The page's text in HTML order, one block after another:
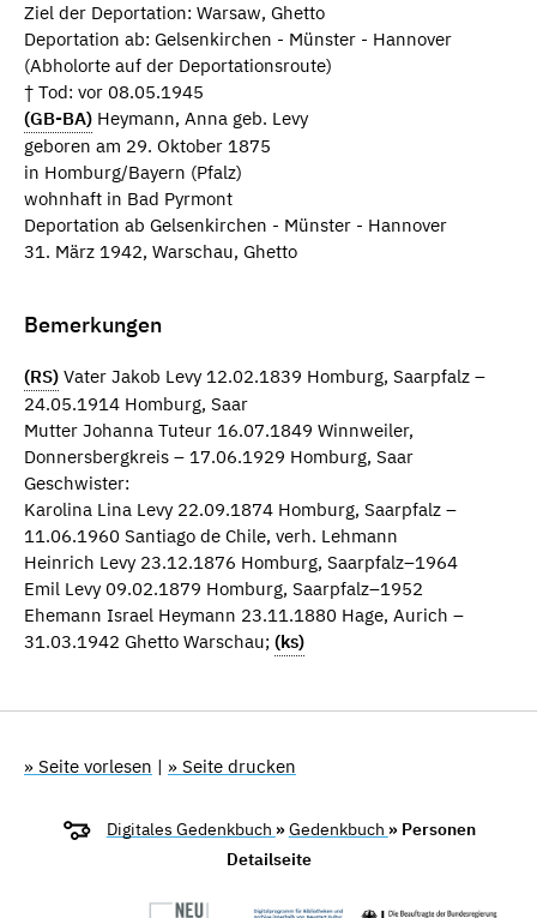
Ziel der Deportation: Warsaw, Ghetto
Deportation ab: Gelsenkirchen - Münster - Hannover
(Abholorte auf der Deportationsroute)
† Tod: vor 08.05.1945
(GB-BA) Heymann, Anna geb. Levy
geboren am 29. Oktober 1875
in Homburg/Bayern (Pfalz)
wohnhaft in Bad Pyrmont
Deportation ab Gelsenkirchen - Münster - Hannover
31. März 1942, Warschau, Ghetto
Bemerkungen
(RS) Vater Jakob Levy 12.02.1839 Homburg, Saarpfalz –
24.05.1914 Homburg, Saar
Mutter Johanna Tuteur 16.07.1849 Winnweiler,
Donnersbergkreis – 17.06.1929 Homburg, Saar
Geschwister:
Karolina Lina Levy 22.09.1874 Homburg, Saarpfalz –
11.06.1960 Santiago de Chile, verh. Lehmann
Heinrich Levy 23.12.1876 Homburg, Saarpfalz–1964
Emil Levy 09.02.1879 Homburg, Saarpfalz–1952
Ehemann Israel Heymann 23.11.1880 Hage, Aurich –
31.03.1942 Ghetto Warschau; (ks)
» Seite vorlesen | » Seite drucken
Digitales Gedenkbuch »Gedenkbuch » Personen
Detailseite